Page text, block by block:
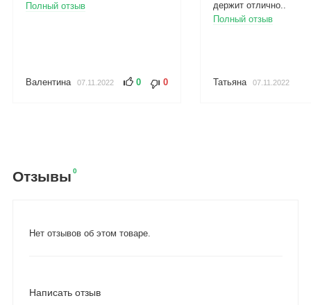
Полный отзыв
Валентина 07.11.2022 0 0
держит отлично..
Полный отзыв
Татьяна 07.11.2022
Отзывы 0
Нет отзывов об этом товаре.
Написать отзыв